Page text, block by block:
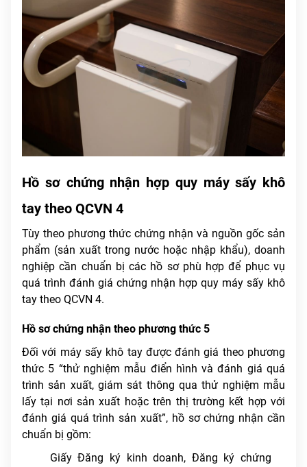
Hồ sơ chứng nhận hợp quy máy sấy khô
tay theo QCVN 4
Tùy theo phương thức chứng nhận và nguồn gốc sản
phẩm (sản xuất trong nước hoặc nhập khẩu), doanh
nghiệp cần chuẩn bị các hồ sơ phù hợp để phục vụ
quá trình đánh giá chứng nhận hợp quy máy sấy khô
tay theo QCVN 4.
Hồ sơ chứng nhận theo phương thức 5
Đối với máy sấy khô tay được đánh giá theo phương
thức 5 “thử nghiệm mẫu điển hình và đánh giá quá
trình sản xuất, giám sát thông qua thử nghiệm mẫu
lấy tại nơi sản xuất hoặc trên thị trường kết hợp với
đánh giá quá trình sản xuất”, hồ sơ chứng nhận cần
chuẩn bị gồm:
Giấy Đăng ký kinh doanh, Đăng ký chứng